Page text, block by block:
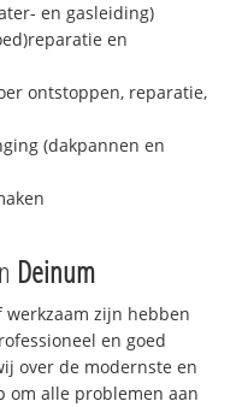
en gasleiding)
en
ontstoppen, reparatie,
(dakpannen en
Deinum
zijn hebben
en goed
over de modernste en
om alle problemen aan